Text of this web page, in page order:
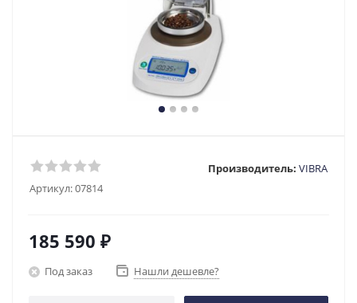
Артикул:07814
Производитель: VIBRA
185 590 ₽
Под заказ Нашли дешевле?